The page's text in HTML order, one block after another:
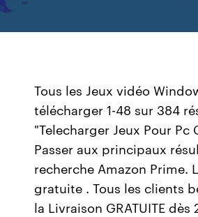
Tous les Jeux vidéo
télécharger 1-48 sur 384
"Telecharger Jeux Pour Pc
Passer aux principaux
recherche Amazon Prime.
gratuite . Tous les clients
la Livraison GRATUITE dès